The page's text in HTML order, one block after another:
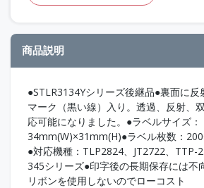
商品説明
●STLR3134Yシリーズ後継品●裏面に反
マーク（黒い線）入り。透過、反射、
応可能になりました。●ラベルサイズ：
34mm(W)×31mm(H)●ラベル枚数：
●対応機種：TLP2824、JT2722、TTP-
345シリーズ●印字後の長期保存には不
リボンを使用しないのでローコスト